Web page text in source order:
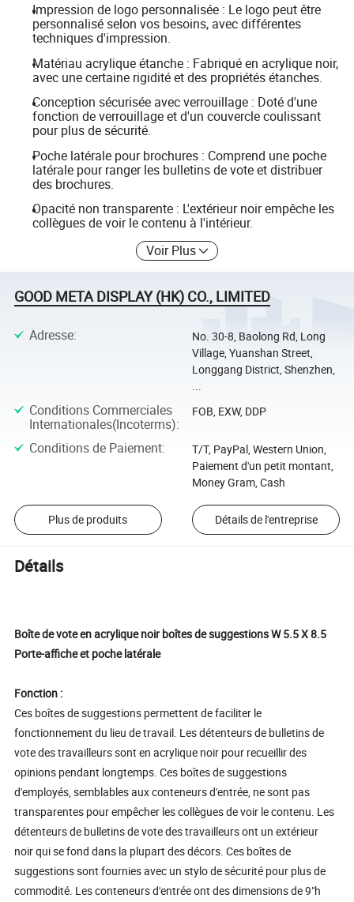
Impression de logo personnalisée : Le logo peut être
personnalisé selon vos besoins, avec différentes
techniques d'impression.
Matériau acrylique étanche : Fabriqué en acrylique noir,
avec une certaine rigidité et des propriétés étanches.
Conception sécurisée avec verrouillage : Doté d'une
fonction de verrouillage et d'un couvercle coulissant
pour plus de sécurité.
Poche latérale pour brochures : Comprend une poche
latérale pour ranger les bulletins de vote et distribuer
des brochures.
Opacité non transparente : L'extérieur noir empêche les
collègues de voir le contenu à l'intérieur.
Voir Plus
GOOD META DISPLAY (HK) CO., LIMITED
Adresse:
No. 30-8, Baolong Rd, Long
Village, Yuanshan Street,
Longgang District, Shenzhen,
...
Conditions Commerciales
Internationales(Incoterms):
FOB, EXW, DDP
Conditions de Paiement:
T/T, PayPal, Western Union,
Paiement d'un petit montant,
Money Gram, Cash
Plus de produits Détails de l'entreprise
Détails
Boîte de vote en acrylique noir boîtes de suggestions W 5.5 X 8.5
Porte-affiche et poche latérale
Fonction :
Ces boîtes de suggestions permettent de faciliter le
fonctionnement du lieu de travail. Les détenteurs de bulletins de
vote des travailleurs sont en acrylique noir pour recueillir des
opinions pendant longtemps. Ces boîtes de suggestions
d'employés, semblables aux conteneurs d'entrée, ne sont pas
transparentes pour empêcher les collègues de voir le contenu. Les
détenteurs de bulletins de vote des travailleurs ont un extérieur
noir qui se fond dans la plupart des décors. Ces boîtes de
suggestions sont fournies avec un stylo de sécurité pour plus de
commodité. Les conteneurs d'entrée ont des dimensions de 9"h